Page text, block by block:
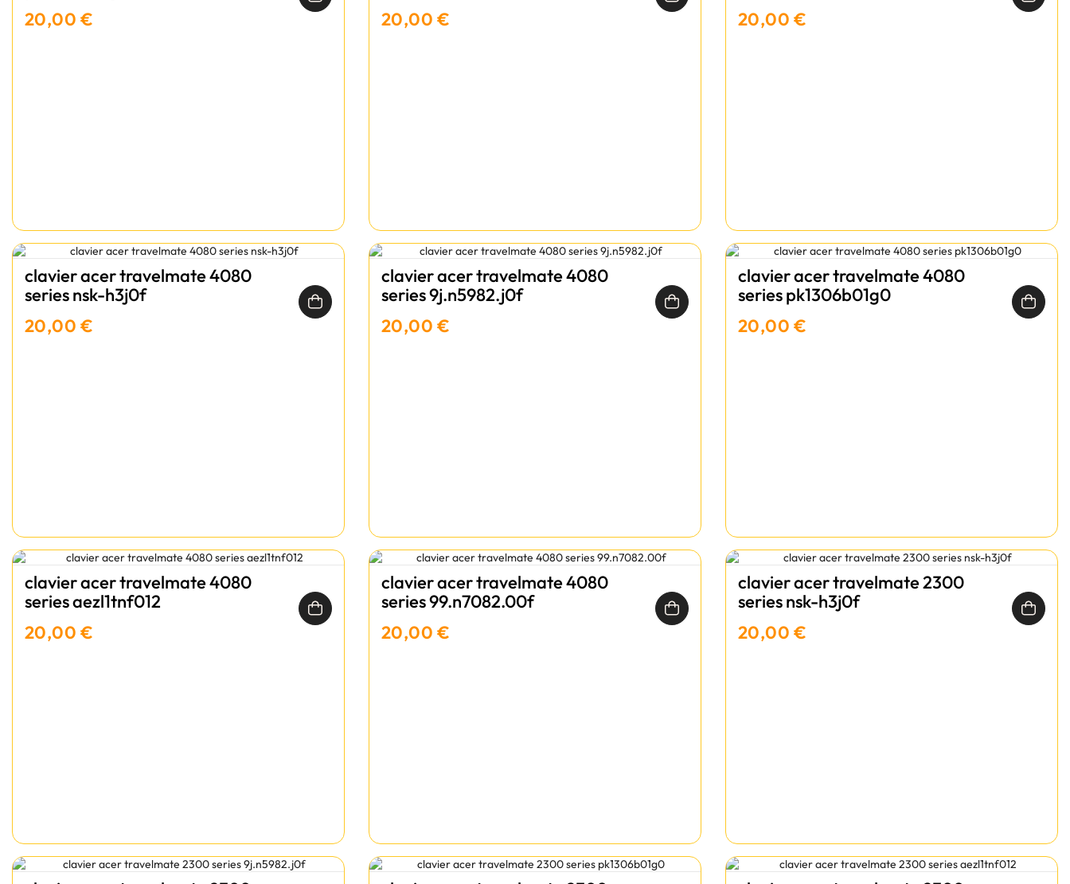
20,00 €
20,00 €
20,00 €
clavier acer travelmate 4080
series nsk-h3j0f
20,00 €
clavier acer travelmate 4080
series 9j.n5982.j0f
20,00 €
clavier acer travelmate 4080
series pk1306b01g0
20,00 €
clavier acer travelmate 4080
series aezl1tnf012
20,00 €
clavier acer travelmate 4080
series 99.n7082.00f
20,00 €
clavier acer travelmate 2300
series nsk-h3j0f
20,00 €